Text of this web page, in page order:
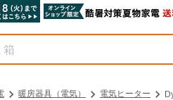
暖房器具（電気） 電気ヒーター